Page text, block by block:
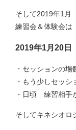
そして2019年1月
練習会＆体験会は
2019年1月20日
・セッションの
・もう少しセッ
・日頃 練習相手
そしてキネシオロ